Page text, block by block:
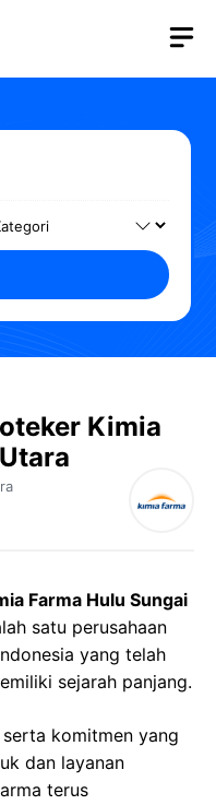
Kimia
Farma Hulu Sungai
satu perusahaan
yang telah
sejarah panjang.
komitmen yang
dan layanan
terus